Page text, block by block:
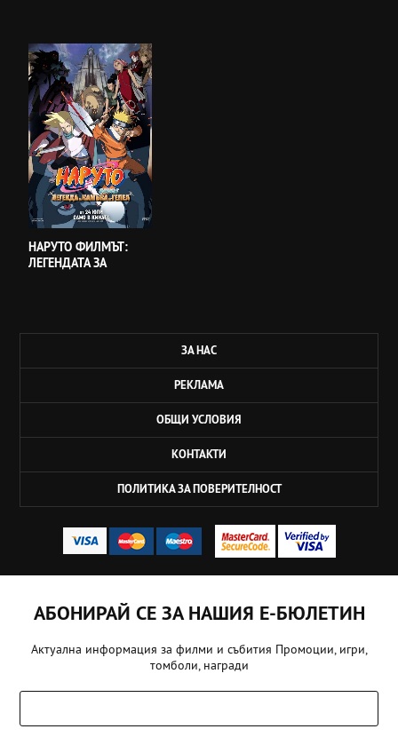
НАРУТО ФИЛМЪТ:
ЛЕГЕНДАТА ЗА
ЗА НАС
РЕКЛАМА
ОБЩИ УСЛОВИЯ
КОНТАКТИ
ПОЛИТИКА ЗА ПОВЕРИТЕЛНОСТ
АБОНИРАЙ СЕ ЗА НАШИЯ Е-БЮЛЕТИН
Актуална информация за филми и събития Промоции, игри,
томболи, награди